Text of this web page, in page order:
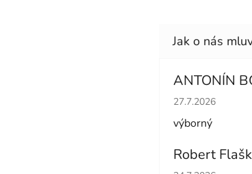
ANTONÍN
Hodnocení
27.7.2026
výborný
Robert